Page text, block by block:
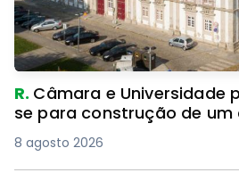
R. Câmara e Universidade
se para construção de
8 agosto 2026